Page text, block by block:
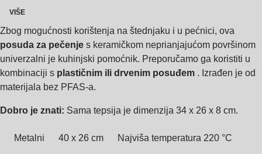
VIŠE
Zbog mogućnosti korištenja na štednjaku i u pećnici, ova
posuda za pečenje s keramičkom neprianjajućom površinom
univerzalni je kuhinjski pomoćnik. Preporučamo ga koristiti u
kombinaciji s plastičnim ili drvenim posuđem . Izrađen je od
materijala bez PFAS-a.
Dobro je znati: Sama tepsija je dimenzija 34 x 26 x 8 cm.
Metalni 40 x 26 cm Najviša temperatura 220 °C